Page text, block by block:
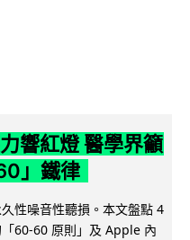
響紅燈 醫學界籲
」鐵律
性噪音性聽損。本文盤點 4
60-60 原則」及 Apple 內